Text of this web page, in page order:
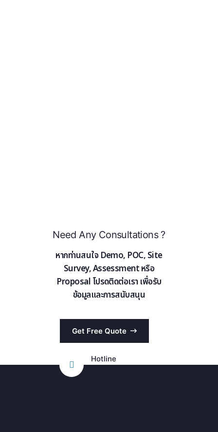
Need Any Consultations ?
หากท่านสนใจ Demo, POC, Site
Survey, Assessment หรือ
Proposal โปรดติดต่อเรา เพื่อรับ
ข้อมูลและการสนับสนุน
Get Free Quote
Hotline